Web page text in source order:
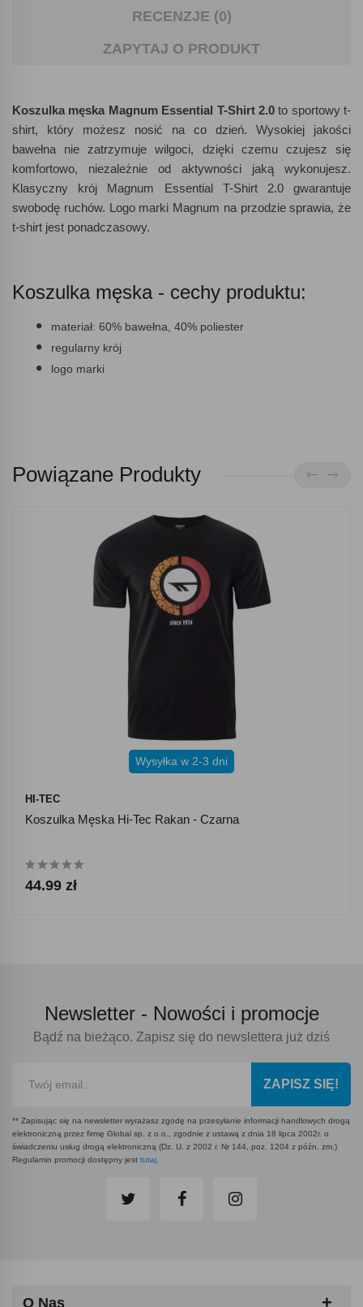
RECENZJE (0)
ZAPYTAJ O PRODUKT
Koszulka męska Magnum Essential T-Shirt 2.0to sportowy t-
shirt, który możesz nosić na co dzień. Wysokiej jakości
bawełna nie zatrzymuje wilgoci, dzięki czemu czujesz się
komfortowo, niezależnie od aktywności jaką wykonujesz.
Klasyczny krój Magnum Essential T-Shirt 2.0 gwarantuje
swobodę ruchów. Logo marki Magnum na przodzie sprawia, że
t-shirt jest ponadczasowy.
Koszulka męska - cechy produktu:
materiał: 60% bawełna, 40% poliester
regularny krój
logo marki
Powiązane Produkty
Wysyłka w 2-3 dni
HI-TEC
Koszulka Męska Hi-Tec Rakan - Czarna
44.99 zł
Newsletter - Nowości i promocje
Bądź na bieżąco. Zapisz się do newslettera już dziś
ZAPISZ SIĘ!
** Zapisując się na newsletter wyrażasz zgodę na przesyłanie informacji handlowych drogą
elektroniczną przez firmę Global sp. z o.o., zgodnie z ustawą z dnia 18 lipca 2002r. o
świadczeniu usług drogą elektroniczną (Dz. U. z 2002 r. Nr 144, poz. 1204 z późn. zm.)
Regulamin promocji dostępny jest tutaj.
O Nas